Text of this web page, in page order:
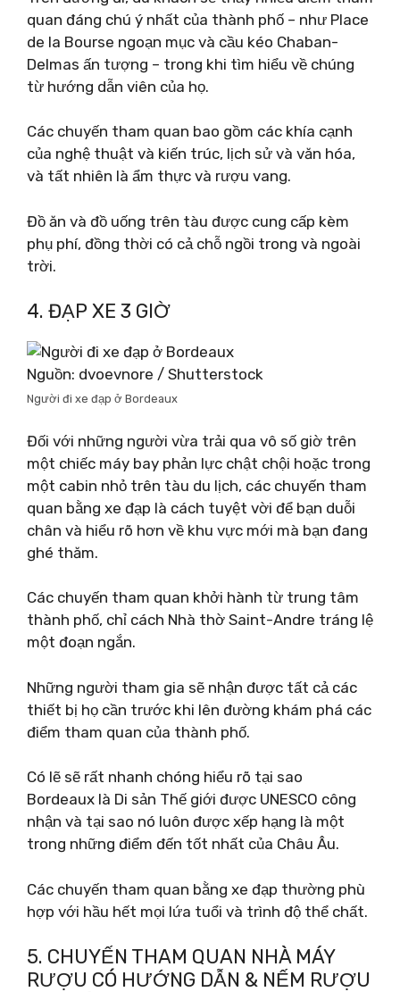
quan đáng chú ý nhất của thành phố – như Place
de la Bourse ngoạn mục và cầu kéo Chaban-
Delmas ấn tượng – trong khi tìm hiểu về chúng
từ hướng dẫn viên của họ.
Các chuyến tham quan bao gồm các khía cạnh
của nghệ thuật và kiến ​​trúc, lịch sử và văn hóa,
và tất nhiên là ẩm thực và rượu vang.
Đồ ăn và đồ uống trên tàu được cung cấp kèm
phụ phí, đồng thời có cả chỗ ngồi trong và ngoài
trời.
4. ĐẠP XE 3 GIỜ
Nguồn: dvoevnore / Shutterstock
Người đi xe đạp ở Bordeaux
Đối với những người vừa trải qua vô số giờ trên
một chiếc máy bay phản lực chật chội hoặc trong
một cabin nhỏ trên tàu du lịch, các chuyến tham
quan bằng xe đạp là cách tuyệt vời để bạn duỗi
chân và hiểu rõ hơn về khu vực mới mà bạn đang
ghé thăm.
Các chuyến tham quan khởi hành từ trung tâm
thành phố, chỉ cách Nhà thờ Saint-Andre tráng lệ
một đoạn ngắn.
Những người tham gia sẽ nhận được tất cả các
thiết bị họ cần trước khi lên đường khám phá các
điểm tham quan của thành phố.
Có lẽ sẽ rất nhanh chóng hiểu rõ tại sao
Bordeaux là Di sản Thế giới được UNESCO công
nhận và tại sao nó luôn được xếp hạng là một
trong những điểm đến tốt nhất của Châu Âu.
Các chuyến tham quan bằng xe đạp thường phù
hợp với hầu hết mọi lứa tuổi và trình độ thể chất.
5. CHUYẾN THAM QUAN NHÀ MÁY
RƯỢU CÓ HƯỚNG DẪN & NẾM RƯỢU